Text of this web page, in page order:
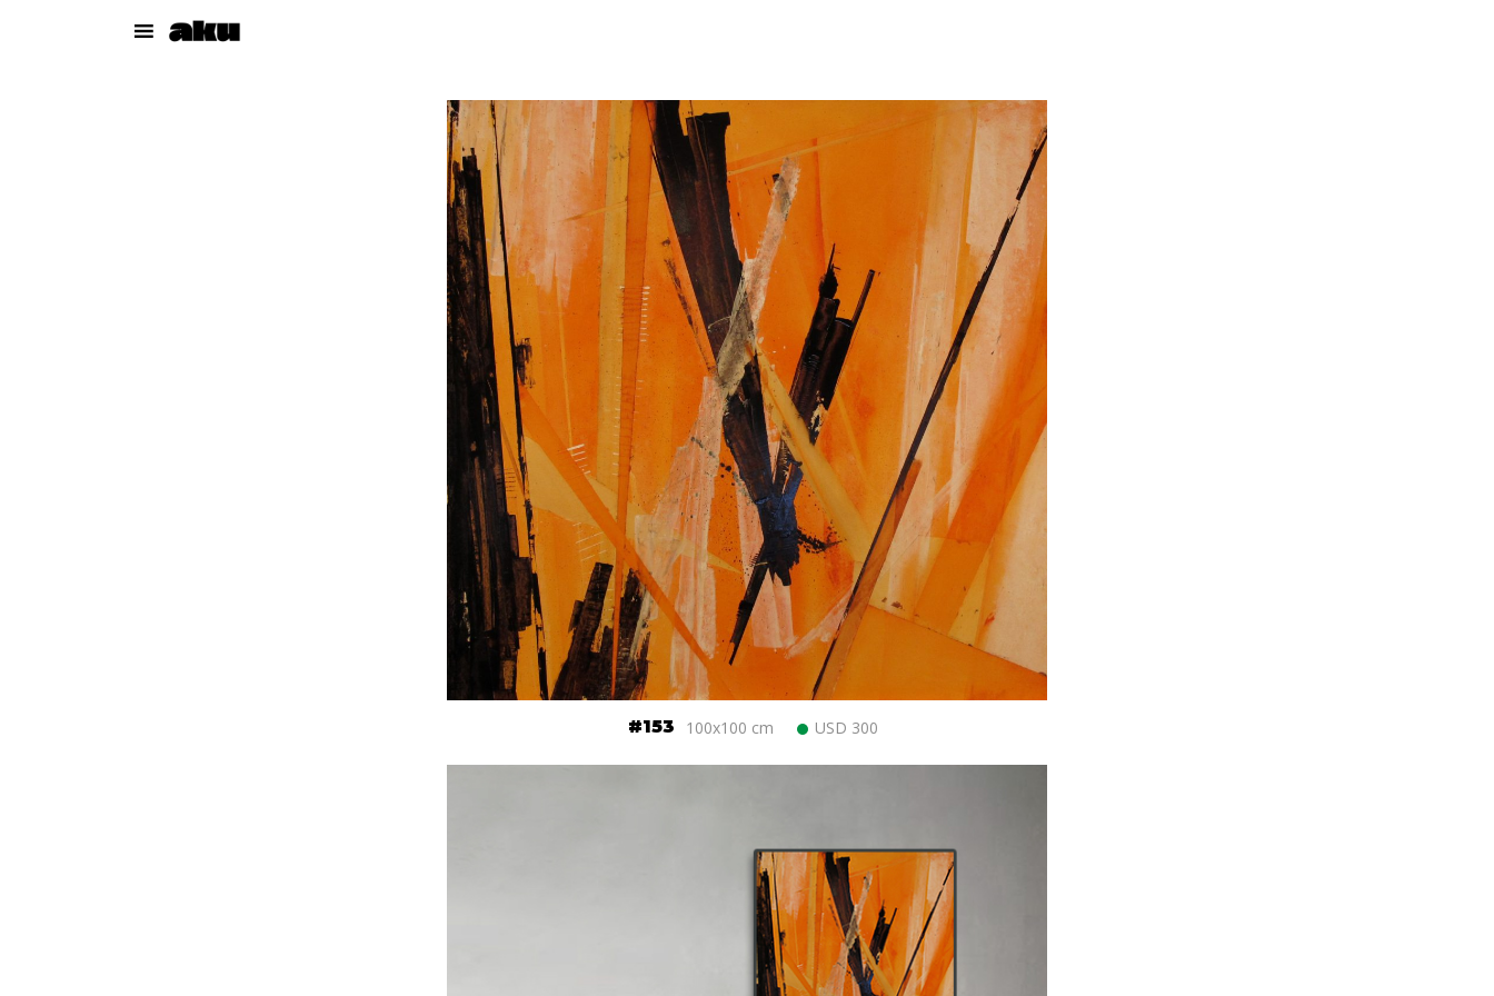
Muñecos
Dibujos
Proyectos
Talleres
Acerca del autor
pabloaku@gmail.com
#153 100x100 cm USD 300